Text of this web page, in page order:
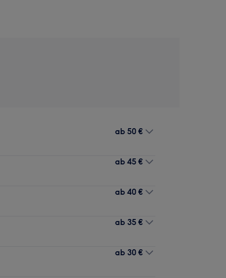
ab 50 €
ab 45 €
ab 40 €
ab 35 €
ab 30 €